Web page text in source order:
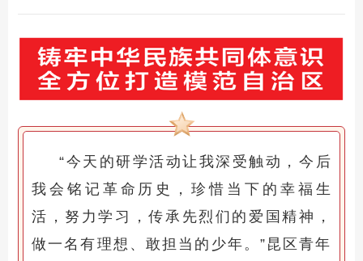
“今天的研学活动让我深受触动，今后
我会铭记革命历史，珍惜当下的幸福生
活，努力学习，传承先烈们的爱国精神，
做一名有理想、敢担当的少年。”昆区青年